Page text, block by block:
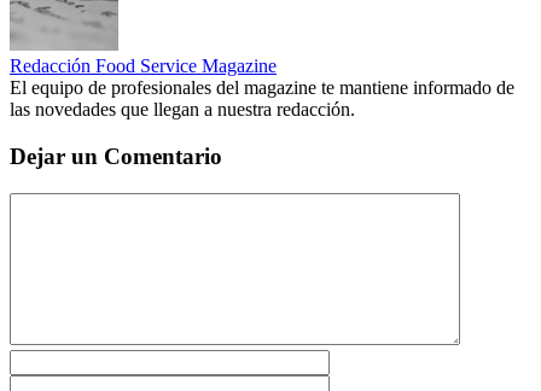
Redacción Food Service Magazine
El equipo de profesionales del magazine te mantiene informado de
las novedades que llegan a nuestra redacción.
Dejar un Comentario